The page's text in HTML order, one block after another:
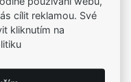
šperkům
4 prodejen
cílit reklamou. Své
kliknutím na